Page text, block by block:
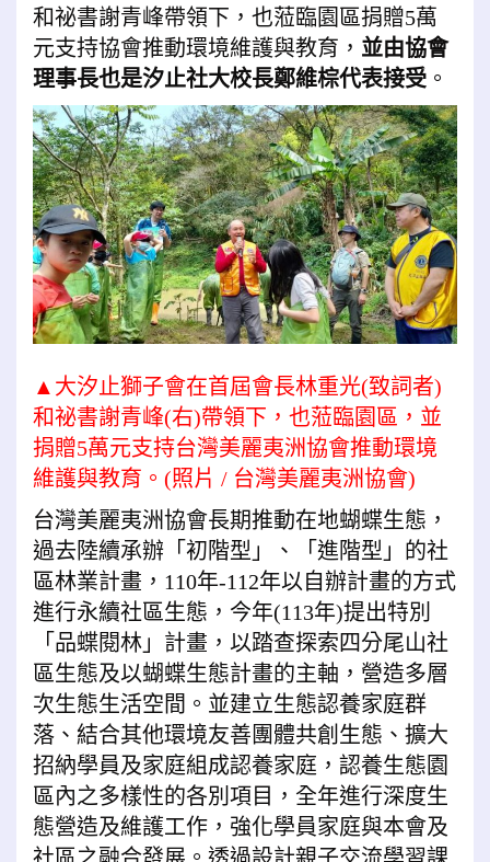
和祕書謝青峰帶領下，也蒞臨園區捐贈5萬
元支持協會推動環境維護與教育， 並由協會
理事長也是汐止社大校長鄭維棕代表接受 。
▲大汐止獅子會在首屆會長林重光(致詞者)
和祕書謝青峰(右)帶領下，也蒞臨園區，並
捐贈5萬元支持台灣美麗夷洲協會推動環境
維護與教育。(照片 / 台灣美麗夷洲協會)
台灣美麗夷洲協會長期推動在地蝴蝶生態，
過去陸續承辦「初階型」、「進階型」的社
區林業計畫，110年-112年以自辦計畫的方式
進行永續社區生態，今年(113年)提出特別
「品蝶閱林」計畫，以踏查探索四分尾山社
區生態及以蝴蝶生態計畫的主軸，營造多層
次生態生活空間。並建立生態認養家庭群
落、結合其他環境友善團體共創生態、擴大
招納學員及家庭組成認養家庭，認養生態園
區內之多樣性的各別項目，全年進行深度生
態營造及維護工作，強化學員家庭與本會及